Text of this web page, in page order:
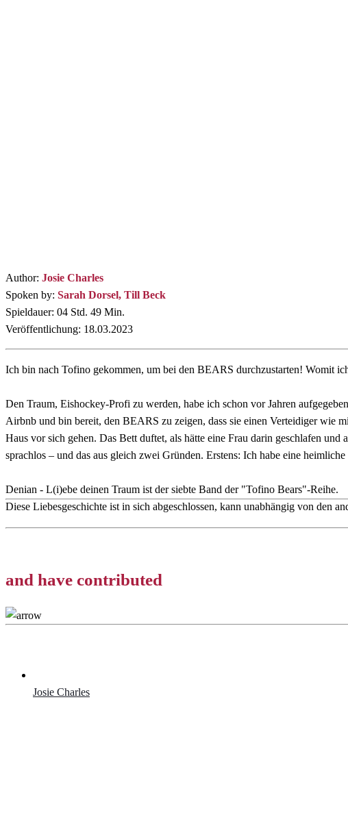
Author: Josie Charles
Spoken by: Sarah Dorsel, Till Beck
Spieldauer: 04 Std. 49 Min.
Veröffentlichung: 18.03.2023
Ich bin nach Tofino gekommen, um bei den BEARS durchzustarten! Womit
Den Traum, Eishockey-Profi zu werden, habe ich schon vor Jahren
Airbnb und bin bereit, den BEARS zu zeigen, dass sie einen Verteidiger wie
Haus vor sich gehen. Das Bett duftet, als hätte eine Frau darin geschlafen
sprachlos – und das aus gleich zwei Gründen. Erstens: Ich habe eine
Denian - L(i)ebe deinen Traum ist der siebte Band der "Tofino Bears"-Reihe.
Diese Liebesgeschichte ist in sich abgeschlossen, kann unabhängig von den
and have contributed
Josie Charles